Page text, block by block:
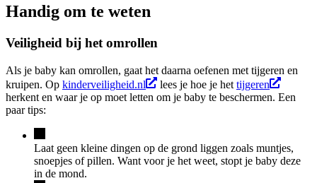
Handig om te weten
Veiligheid bij het omrollen
Als je baby kan omrollen, gaat het daarna oefenen met tijgeren en
kruipen. Op kinderveiligheid.nl lees je hoe je het tijgeren
herkent en waar je op moet letten om je baby te beschermen. Een
paar tips:
Laat geen kleine dingen op de grond liggen zoals muntjes,
snoepjes of pillen. Want voor je het weet, stopt je baby deze
in de mond.